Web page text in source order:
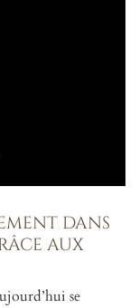
dans
aux
se